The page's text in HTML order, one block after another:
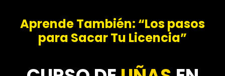
Aprende También: “Los pasos
para Sacar Tu Licencia”